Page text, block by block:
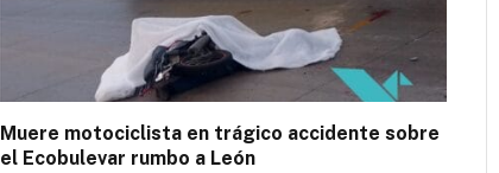
Muere motociclista en trágico accidente sobre
el Ecobulevar rumbo a León